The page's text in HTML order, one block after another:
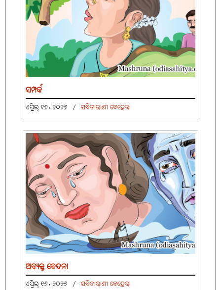
ସମ୍ପର୍କ
ଏପ୍ରିଲ୍ ୧୬, ୨୦୨୬ / ସବିତାରାଣୀ ବେହେରା
ଅବ୍ୟକ୍ତ ବେଦନା
ଏପ୍ରିଲ୍ ୧୬, ୨୦୨୬ / ସବିତାରାଣୀ ବେହେରା